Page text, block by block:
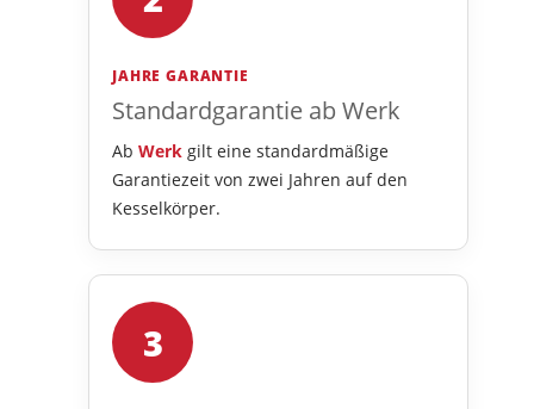
JAHRE GARANTIE
Standardgarantie ab Werk
Ab Werk gilt eine standardmäßige
Garantiezeit von zwei Jahren auf den
Kesselkörper.
3